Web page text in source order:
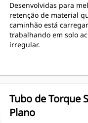
Desenvolvidas para
retenção de material
caminhão está
trabalhando em solo
irregular.
Tubo de Torque
Plano